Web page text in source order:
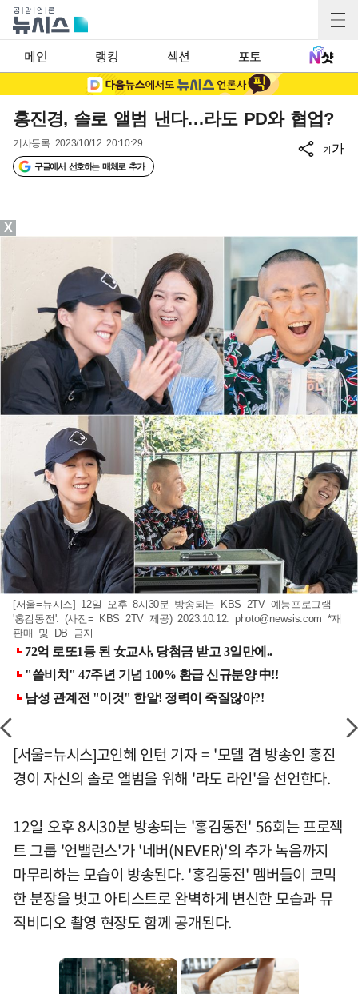
메인 랭킹 섹션 포토
홍진경, 솔로 앨범 낸다…라도 PD와 협업?
기사등록 2023/10/12 20:10:29
구글에서 선호하는 매체로 추가
가가
[서울=뉴시스] 12일 오후 8시30분 방송되는 KBS 2TV 예능프로그램
'홍김동전'. (사진= KBS 2TV 제공) 2023.10.12. photo@newsis.com *재
판매 및 DB 금지
[서울=뉴시스]고인혜 인턴 기자 = '모델 겸 방송인 홍진
경이 자신의 솔로 앨범을 위해 '라도 라인'을 선언한다.
12일 오후 8시30분 방송되는 '홍김동전' 56회는 프로젝
트 그룹 '언밸런스'가 '네버(NEVER)'의 추가 녹음까지
마무리하는 모습이 방송된다. '홍김동전' 멤버들이 코믹
한 분장을 벗고 아티스트로 완벽하게 변신한 모습과 뮤
직비디오 촬영 현장도 함께 공개된다.
X